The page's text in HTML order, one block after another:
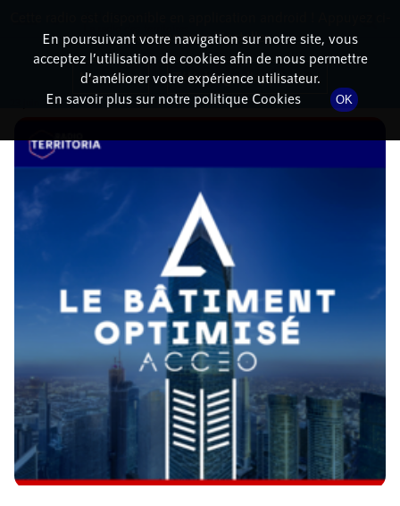
DÉTAILS DE L'ÉPISODE
23 juin 2022 à 11h00, durée : 34 minutes
En poursuivant votre navigation sur notre site, vous
acceptez l’utilisation de cookies afin de nous permettre
d’améliorer votre expérience utilisateur.
En savoir plus sur notre politique Cookies
OK
dessous pour l'installer.
Non merci Télécharger l'application